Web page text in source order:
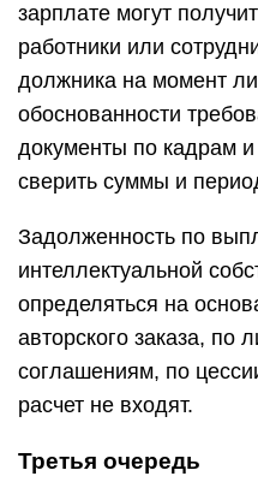
зарплате могут
работники или
должника на момент
обоснованности
документы по кадрам и
сверить суммы и
Задолженность по
интеллектуальной
определяться на
авторского заказа, по
соглашениям, по
расчет не входят.
Третья очередь